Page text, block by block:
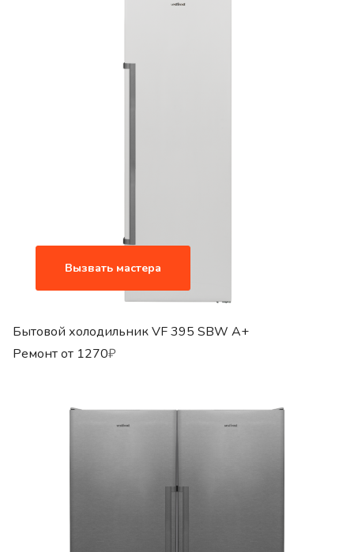
Вызвать мастера
Бытовой холодильник VF 395 SBW A+
Ремонт от 1270₽